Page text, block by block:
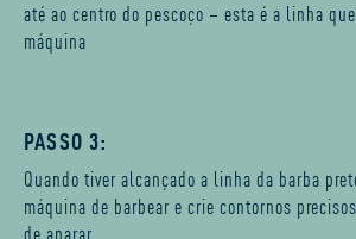
até ao centro do pescoço – esta é a linha
máquina
PASSO 3:
Quando tiver alcançado a linha da barba
máquina de barbear e crie contornos